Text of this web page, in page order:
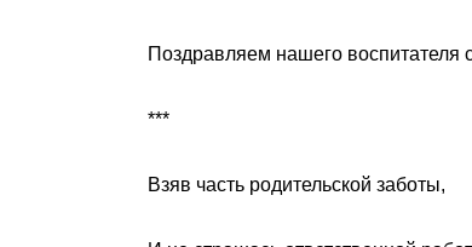
Поздравляем нашего воспитателя
***
Взяв часть родительской заботы,